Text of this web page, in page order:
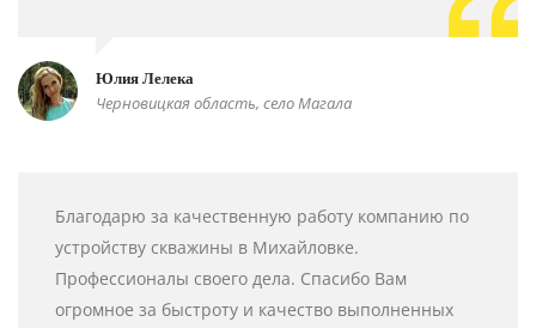
Юлия Лелека
Черновицкая область, село Магала
Благодарю за качественную работу компанию по
устройству скважины в Михайловке.
Профессионалы своего дела. Спасибо Вам
огромное за быстроту и качество выполненных